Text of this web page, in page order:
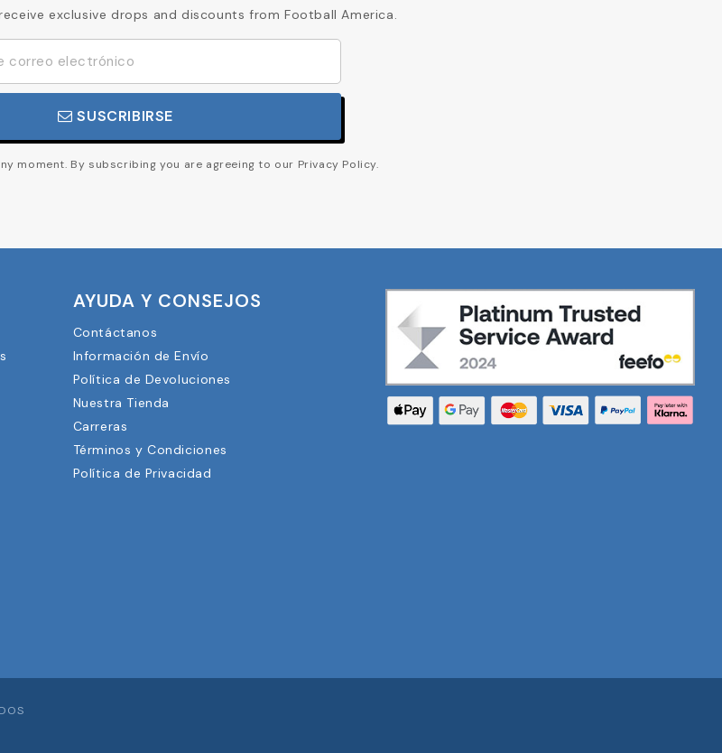
exclusive drops and discounts from Football America.
SUSCRIBIRSE
moment. By subscribing you are agreeing to our Privacy Policy.
AYUDA Y CONSEJOS
Contáctanos
Información de Envío
Política de Devoluciones
Nuestra Tienda
Carreras
Términos y Condiciones
Política de Privacidad